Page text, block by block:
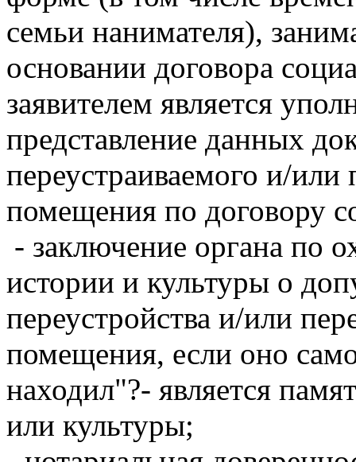
семьи нанимателя),
основании договора
заявителем является
представление данных
переустраиваемого и/
помещения по договору
- заключение органа по
истории и культуры о
переустройства и/или
помещения, если оно
находил"?- является
или культуры;